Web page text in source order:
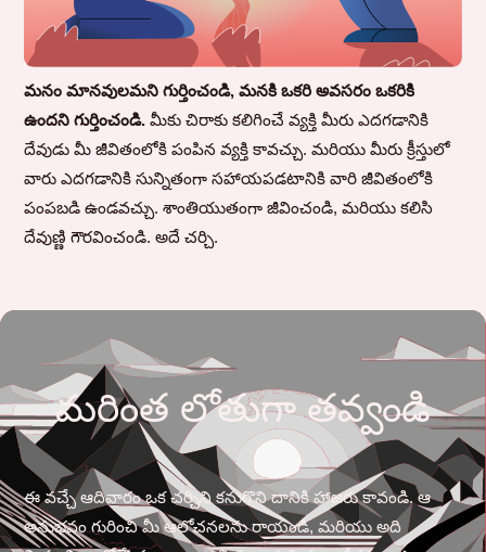
మనం మానవులమని గుర్తించండి, మనకి ఒకరి అవసరం ఒకరికి
ఉందని గుర్తించండి. మీకు చిరాకు కలిగించే వ్యక్తి మీరు ఎదగడానికి
దేవుడు మీ జీవితంలోకి పంపిన వ్యక్తి కావచ్చు. మరియు మీరు క్రీస్తులో
వారు ఎదగడానికి సున్నితంగా సహాయపడటానికి వారి జీవితంలోకి
పంపబడి ఉండవచ్చు. శాంతియుతంగా జీవించండి, మరియు కలిసి
దేవుణ్ణి గౌరవించండి. అదే చర్చి.
మరింత లోతుగా తవ్వండి
ఈ వచ్చే ఆదివారం ఒక చర్చిని కనుగొని దానికి హాజరు కావండి. ఆ
అనుభవం గురించి మీ ఆలోచనలను రాయండి, మరియు అది